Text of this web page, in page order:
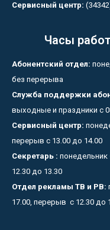
Сервисный центр:
Часы
Абонентский отдел:
без перерыва
Служба поддержки
выходные и праздники с
Сервисный центр:
перерыв с 13.00 до 14.00
Секретарь : понедельник
12.30 до 13.30
Отдел рекламы ТВ и РВ:
17.00, перерыв с 12.30 до